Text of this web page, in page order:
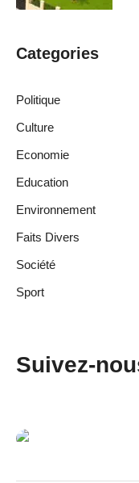
Categories
Politique
Culture
Economie
Education
Environnement
Faits Divers
Société
Sport
Suivez-